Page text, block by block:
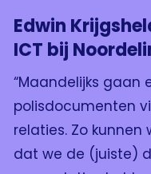
Edwin
ICT bij
“Maandelijks gaan
polisdocumenten
relaties. Zo
dat we de (juiste)